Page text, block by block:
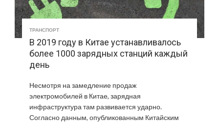
ТРАНСПОРТ
В 2019 году в Китае устанавливалось
более 1000 зарядных станций каждый
день
Несмотря на замедление продаж
электромобилей в Китае, зарядная
инфраструктура там развивается ударно.
Согласно данным, опубликованным Китайским